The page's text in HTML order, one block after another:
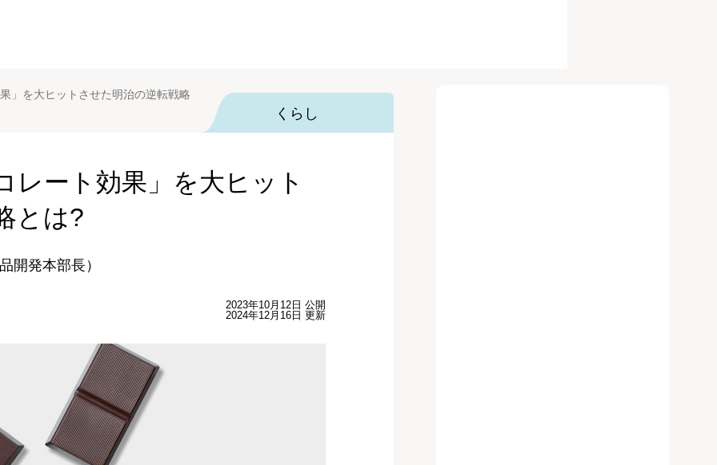
」を大ヒットさせた明治の逆転戦略
くらし
レート効果」を大ヒット
とは?
開発本部長）
2023年10月12日 公開
2024年12月16日 更新